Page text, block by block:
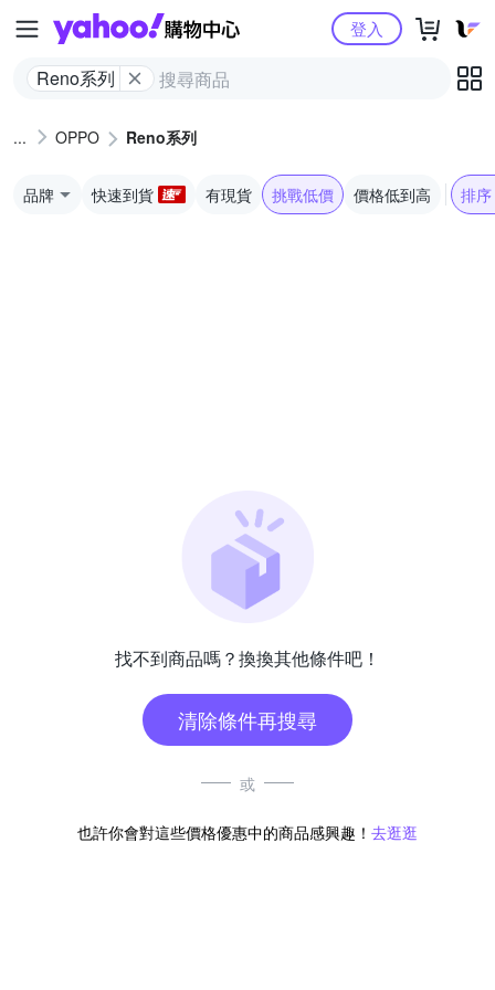
Yahoo購物中心
Reno系列
登入
OPPO Reno系列
品牌 快速到貨 有現貨 挑戰低價 價格低到高 排序
找不到商品嗎？換換其他條件吧！
清除條件再搜尋
或
也許你會對這些價格優惠中的商品感興趣！ 去逛逛